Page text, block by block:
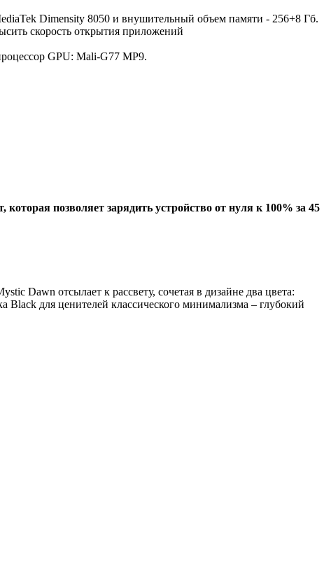
Dimensity 8050 и внушительный объем памяти - 256+8 Гб.
скорость открытия приложений
GPU: Mali-G77 MP9.
позволяет зарядить устройство от нуля к 100% за 45
Dawn отсылает к рассвету, сочетая в дизайне два цвета:
для ценителей классического минимализма – глубокий